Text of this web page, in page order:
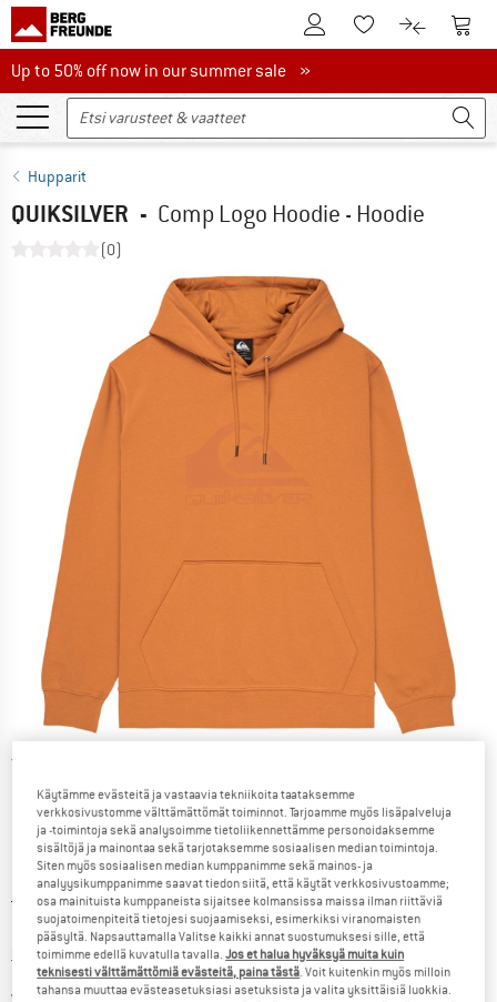
Tästä asiakastililleTästä toivelistalle.
Tästä
Up to 50% off now in our summer sale
Up to 50% off now in our summer sale »
Hupparit
QUIKSILVER - Comp Logo Hoodie - Hoodie
(0)
Yksityiskohtaiset tiedot
Alkuperäinen hinta :
64,95€
Hinta:
38,97€ sis. alv
lisätään LähetyskulutTietoa lähetyskuluista. Avautuu tietokentässä
Käytämme evästeitä ja vastaavia tekniikoita taataksemme
verkkosivustomme välttämättömät toiminnot. Tarjoamme myös lisäpalveluja
ja -toimintoja sekä analysoimme tietoliikennettämme personoidaksemme
sisältöjä ja mainontaa sekä tarjotaksemme sosiaalisen median toimintoja.
Siten myös sosiaalisen median kumppanimme sekä mainos- ja
analyysikumppanimme saavat tiedon siitä, että käytät verkkosivustoamme;
osa mainituista kumppaneista sijaitsee kolmansissa maissa ilman riittäviä
suojatoimenpiteitä tietojesi suojaamiseksi, esimerkiksi viranomaisten
pääsyltä. Napsauttamalla Valitse kaikki annat suostumuksesi sille, että
toimimme edellä kuvatulla tavalla.Jos et halua hyväksyä muita kuin
teknisesti välttämättömiä evästeitä, paina tästä . Voit kuitenkin myös milloin
tahansa muuttaa evästeasetuksiasi asetuksista ja valita yksittäisiä luokkia.